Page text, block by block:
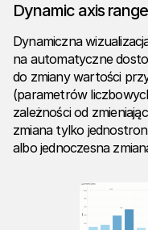
Dynamic axis
Dynamiczna
na automatyczne
do zmiany wartości
(parametrów
zależności od
zmiana tylko
albo jednoczesna